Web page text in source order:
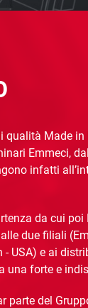
qualità Made
Emmeci,
infatti
da cui
due filiali
- USA) e ai
una forte e
parte del